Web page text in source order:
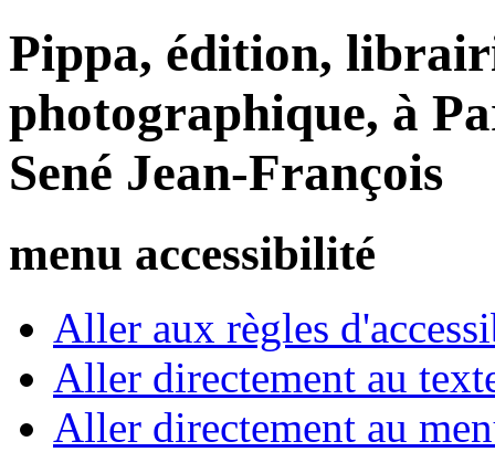
Pippa, édition,
photographique, à
Sené Jean-François
menu accessibilité
Aller aux règles
Aller directement au
Aller directement au